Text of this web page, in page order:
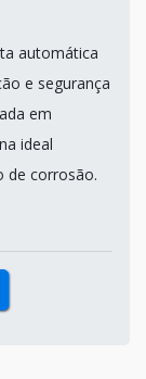
automática
e segurança
em
ideal
de corrosão.